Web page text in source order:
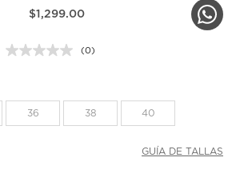
$1,299.00
Sin
la
misma
(0)
36 38 40
GUÍA DE TALLAS